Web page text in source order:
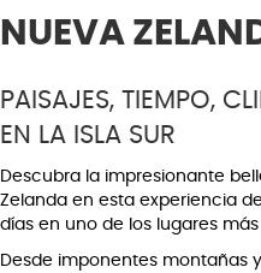
NUEVA
PAISAJES, TIEMPO,
EN LA ISLA SUR
Descubra la impresionante
Zelanda en esta experiencia
días en uno de los lugares
Desde imponentes montañas